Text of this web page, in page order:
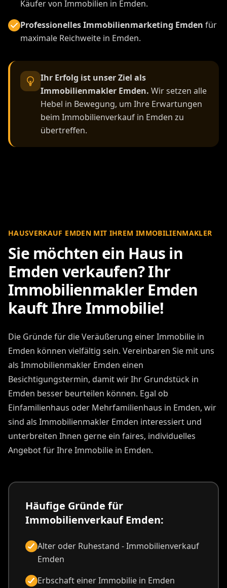
Käufer von Immobilien in Emden.
Professionelles Immobilienmarketing Emden für
maximale Reichweite in Emden.
Ihr Erfolg ist unser Ziel als
Immobilienmakler Emden. Wir setzen alle
Hebel in Bewegung, um Ihre Erwartungen
beim Immobilienverkauf in Emden zu
übertreffen.
HAUSVERKAUF EMDEN MIT IHREM IMMOBILIENMAKLER
Sie möchten ein Haus in
Emden verkaufen? Ihr
Immobilienmakler Emden
kauft Ihre Immobilie!
Die Gründe für die Veräußerung einer Immobilie in
Emden können vielfältig sein. Vereinbaren Sie mit uns
als Immobilienmakler Emden einen
Besichtigungstermin, damit wir Ihr Grundstück in
Emden besser beurteilen können. Egal ob
Einfamilienhaus oder Mehrfamilienhaus in Emden, wir
sind als Immobilienmakler Emden interessiert und
unterbreiten Ihnen gerne ein faires, individuelles
Angebot für Ihre Immobilie in Emden.
Häufige Gründe für
Immobilienverkauf Emden:
Alter oder Ruhestand - Immobilienverkauf
Emden
Erbschaft einer Immobilie in Emden